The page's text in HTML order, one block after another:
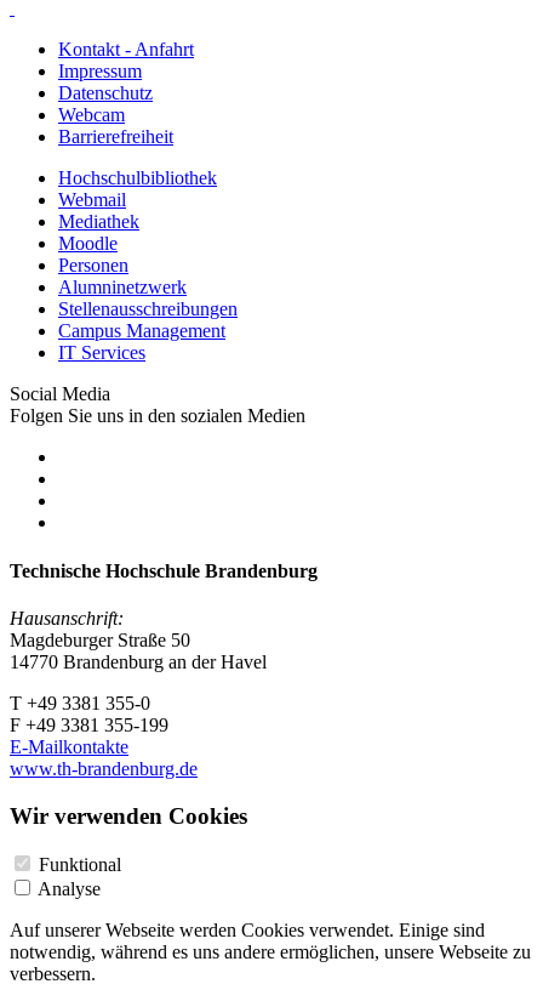
Kontakt - Anfahrt
Impressum
Datenschutz
Webcam
Barrierefreiheit
Hochschulbibliothek
Webmail
Mediathek
Moodle
Personen
Alumninetzwerk
Stellenausschreibungen
Campus Management
IT Services
Social Media
Folgen Sie uns in den sozialen Medien
Technische Hochschule Brandenburg
Hausanschrift:
Magdeburger Straße 50
14770 Brandenburg an der Havel
T +49 3381 355-0
F +49 3381 355-199
E-Mailkontakte
www.th-brandenburg.de
Wir verwenden Cookies
Funktional
Analyse
Auf unserer Webseite werden Cookies verwendet. Einige sind
notwendig, während es uns andere ermöglichen, unsere Webseite zu
verbessern.